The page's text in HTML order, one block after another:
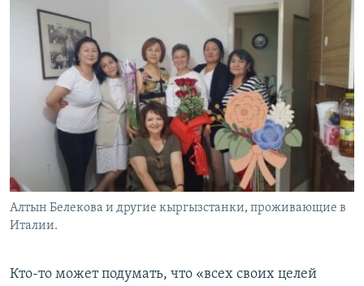
Алтын Белекова и другие кыргызстанки, проживающие в
Италии.
Кто-то может подумать, что «всех своих целей